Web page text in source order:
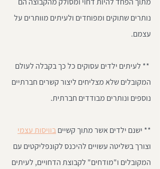
נותרים שתוקים ומפוחדים ולעיתים מוותרים על
עצמם.
** לעיתים ילדים עסוקים כל כך בקבלה לעולם
המקובלים שלא מצליחים ליצור קשרים חברתיים
נוספים ונותרים מבודדים חברתית.
** ישנם ילדים אשר מתוך קשיים בוויסות עצמי
וצורך בשליטה עשויים להיכנס לקונפליקטים עם
המקובלים ו"מודחים" לקבוצת הדחויים, לעיתים